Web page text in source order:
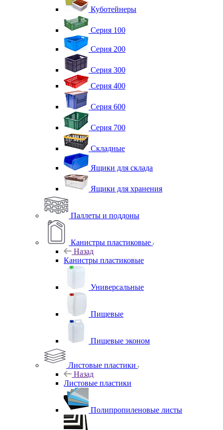
Куботейнеры
Серия 100
Серия 200
Серия 300
Серия 400
Серия 600
Серия 700
Складные
Ящики для склада
Ящики для хранения
Паллеты и поддоны
Канистры пластиковые
Назад
Канистры пластиковые
Универсальные
Пищевые
Пищевые эконом
Листовые пластики
Назад
Листовые пластики
Полипропиленовые листы